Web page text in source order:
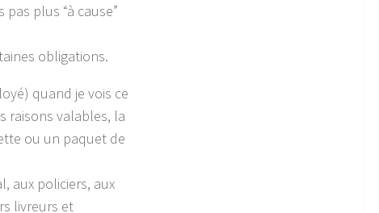
plus “à cause”
obligations.
quand je vois ce
raisons valables, la
ou un paquet de
aux policiers, aux
livreurs et